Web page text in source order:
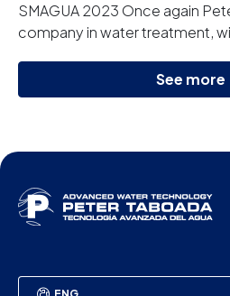
SMAGUA 2023 Once again
company in water treatment,
See more